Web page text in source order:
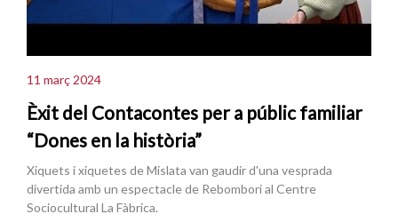
11 març 2024
Èxit del Contacontes per a públic familiar
“Dones en la història”
Xiquets i xiquetes de Mislata van gaudir d'una vesprada
divertida amb un espectacle de Rebombori al Centre
Sociocultural La Fàbrica.